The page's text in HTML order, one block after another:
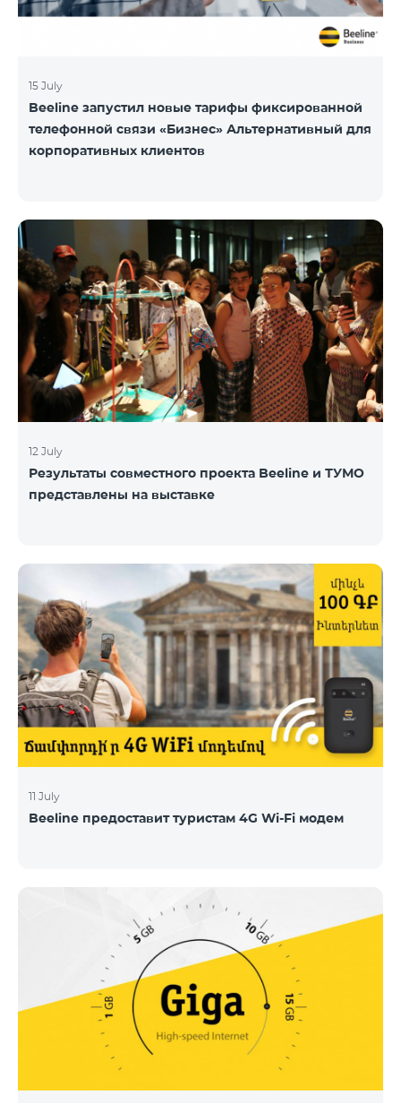
15 July
Beeline запустил новые тарифы фиксированной
телефонной связи «Бизнес» Альтернативный для
корпоративных клиентов
12 July
Результаты совместного проекта Beeline и ТУМО
представлены на выставке
11 July
Beeline предоставит туристам 4G Wi-Fi модем